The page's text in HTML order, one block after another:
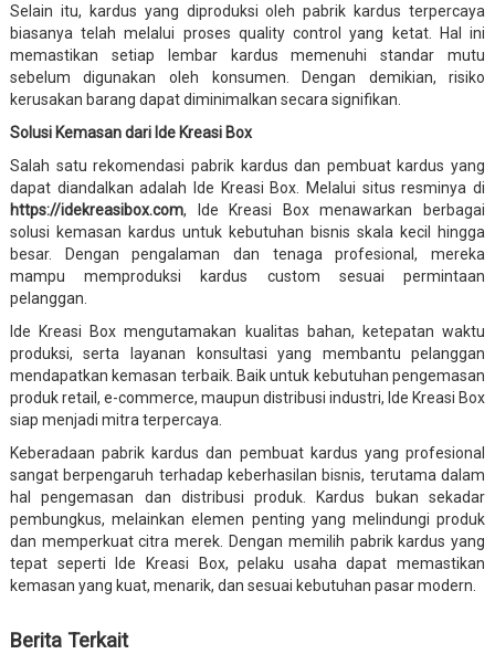
Selain itu, kardus yang diproduksi oleh pabrik kardus terpercaya
biasanya telah melalui proses quality control yang ketat. Hal ini
memastikan setiap lembar kardus memenuhi standar mutu
sebelum digunakan oleh konsumen. Dengan demikian, risiko
kerusakan barang dapat diminimalkan secara signifikan.
Solusi Kemasan dari Ide Kreasi Box
Salah satu rekomendasi pabrik kardus dan pembuat kardus yang
dapat diandalkan adalah Ide Kreasi Box. Melalui situs resminya di
https://idekreasibox.com, Ide Kreasi Box menawarkan berbagai
solusi kemasan kardus untuk kebutuhan bisnis skala kecil hingga
besar. Dengan pengalaman dan tenaga profesional, mereka
mampu memproduksi kardus custom sesuai permintaan
pelanggan.
Ide Kreasi Box mengutamakan kualitas bahan, ketepatan waktu
produksi, serta layanan konsultasi yang membantu pelanggan
mendapatkan kemasan terbaik. Baik untuk kebutuhan pengemasan
produk retail, e-commerce, maupun distribusi industri, Ide Kreasi Box
siap menjadi mitra terpercaya.
Keberadaan pabrik kardus dan pembuat kardus yang profesional
sangat berpengaruh terhadap keberhasilan bisnis, terutama dalam
hal pengemasan dan distribusi produk. Kardus bukan sekadar
pembungkus, melainkan elemen penting yang melindungi produk
dan memperkuat citra merek. Dengan memilih pabrik kardus yang
tepat seperti Ide Kreasi Box, pelaku usaha dapat memastikan
kemasan yang kuat, menarik, dan sesuai kebutuhan pasar modern.
Berita Terkait